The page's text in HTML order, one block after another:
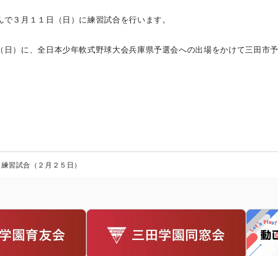
３月１１日（日）に練習試合を行います。
日）に、全日本少年軟式野球大会兵庫県予選会への出場をかけて三田市予
練習試合（２月２５日）